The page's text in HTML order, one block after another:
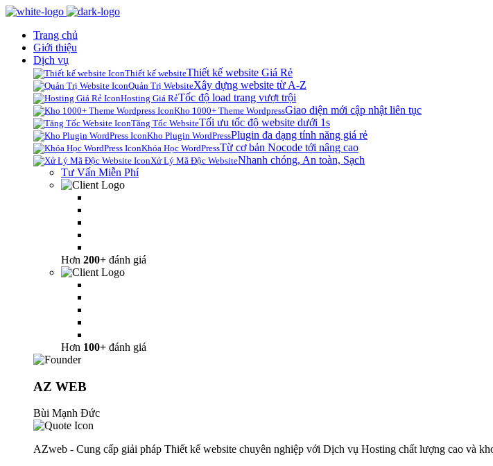
Trang chủ
Giới thiệu
Dịch vụ
Thiết kế websiteThiết kế website Giá Rẻ
Quản Trị WebsiteXây dựng website từ A-Z
Hosting Giá RẻTốc độ load trang vượt trội
Kho 1000+ Theme WordpressGiao diện mới cập nhật liên tục
Tăng Tốc WebsiteTối ưu tốc độ website dưới 1s
Kho Plugin WordPressPlugin đa dạng tính năng giá rẻ
Khóa Học WordPressTừ cơ bản Nocode tới nâng cao
Xử Lý Mã Độc WebsiteNhanh chóng, An toàn, Sạch
Tư Vấn Miễn Phí
Hơn 200+ đánh giá
Hơn 100+ đánh giá
AZ WEB
Bùi Mạnh Đức
AZweb - Cung cấp giải pháp Thiết kế website chuyên nghiệp với Dịch vụ Hosting chất lượng cao và